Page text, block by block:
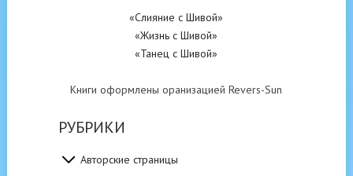
«Слияние с Шивой»
«Жизнь с Шивой»
«Танец с Шивой»
Книги оформлены оранизацией Revers-Sun
РУБРИКИ
Авторские страницы